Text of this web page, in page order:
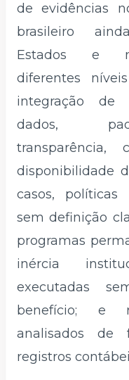
de evidências
brasileiro
Estados e
diferentes
integração de
dados,
disponibilidade
casos, políticas
sem definição
programas
inércia
executadas
benefício; e
analisados de
registros